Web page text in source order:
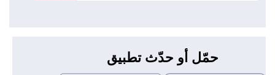
حمّل أو حدّث تطبيق